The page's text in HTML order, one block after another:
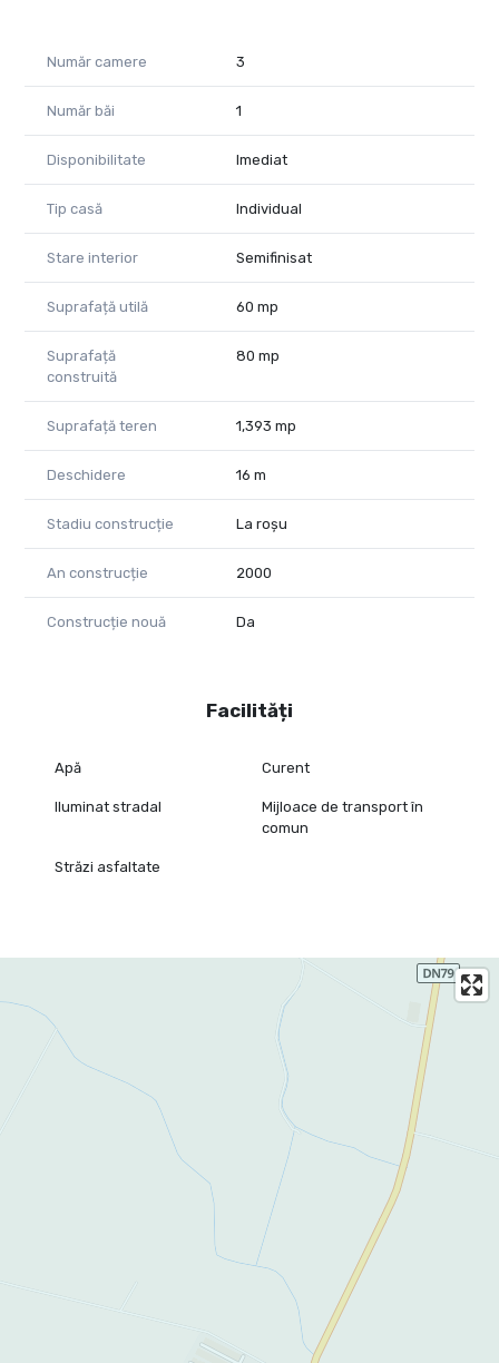
Număr camere 3
Număr băi 1
Disponibilitate Imediat
Tip casă Individual
Stare interior Semifinisat
Suprafață utilă 60 mp
Suprafață
construită
80 mp
Suprafață teren 1,393 mp
Deschidere 16 m
Stadiu construcție La roșu
An construcție 2000
Construcție nouă Da
Facilități
Apă Curent
Iluminat stradal
Mijloace de transport în
comun
Străzi asfaltate